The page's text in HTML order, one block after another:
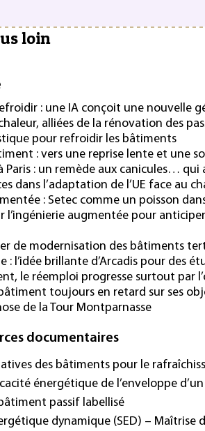
loin
: une IA conçoit une nouvelle
alliées de la rénovation des
pour refroidir les bâtiments
: vers une reprise lente et une
Paris : un remède aux canicules… qui
dans l’adaptation de l’UE face au
: Setec comme un poisson
l’ingénierie augmentée pour
de modernisation des bâtiments
: l’idée brillante d’Arcadis pour des
le réemploi progresse surtout par
toujours en retard sur ses
de la Tour Montparnasse
documentaires
des bâtiments pour le
énergétique de l’enveloppe
passif labellisé
dynamique (SED) – Maîtrise